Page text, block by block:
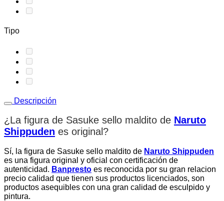
Tipo
Descripción
¿La figura de Sasuke sello maldito de Naruto
Shippuden es original ?
Sí, la figura de Sasuke sello maldito de Naruto Shippuden
es una figura original y oficial con certificación de
autenticidad. Banpresto es reconocida por su gran relacion
precio calidad que tienen sus productos licenciados, son
productos asequibles con una gran calidad de esculpido y
pintura.